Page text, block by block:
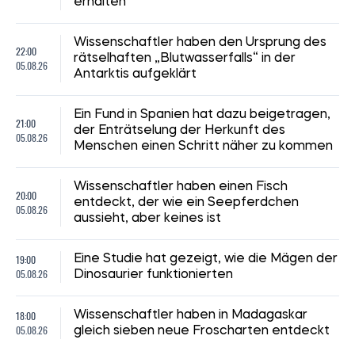
22:00
05.08.26
Wissenschaftler haben den Ursprung des
rätselhaften „Blutwasserfalls“ in der
Antarktis aufgeklärt
21:00
05.08.26
Ein Fund in Spanien hat dazu beigetragen,
der Enträtselung der Herkunft des
Menschen einen Schritt näher zu kommen
20:00
05.08.26
Wissenschaftler haben einen Fisch
entdeckt, der wie ein Seepferdchen
aussieht, aber keines ist
19:00
05.08.26
Eine Studie hat gezeigt, wie die Mägen der
Dinosaurier funktionierten
18:00
05.08.26
Wissenschaftler haben in Madagaskar
gleich sieben neue Froscharten entdeckt